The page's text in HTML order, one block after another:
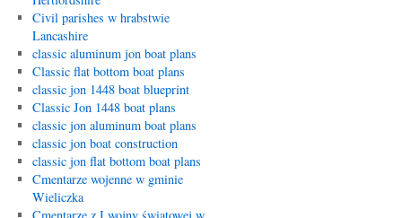
Civil parishes w hrabstwie
Lancashire
classic aluminum jon boat plans
Classic flat bottom boat plans
classic jon 1448 boat blueprint
Classic Jon 1448 boat plans
classic jon aluminum boat plans
classic jon boat construction
classic jon flat bottom boat plans
Cmentarze wojenne w gminie
Wieliczka